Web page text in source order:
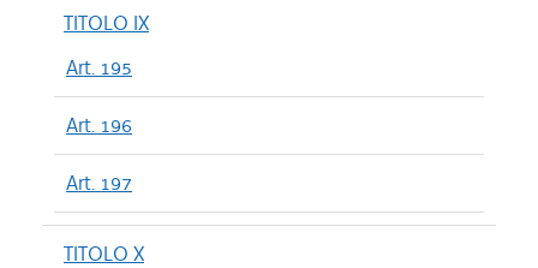
TITOLO IX
Art. 195
Art. 196
Art. 197
TITOLO X